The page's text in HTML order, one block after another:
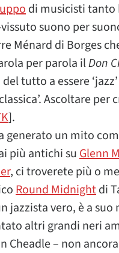
di musicisti tanto
suono per
Ménard di Borges
per parola ilDon
tutto a essere
Ascoltare per
].
generato un mito
più antichi suGlenn
, ci troverete più o
Round Midnightdi
jazzista vero, è a
altri grandi neri
Cheadle – non